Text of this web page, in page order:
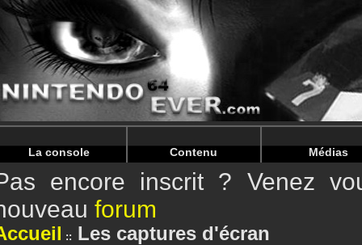
Warning: Undefined array key "HTTP_REFERER" in /
Warning: Undefined array key "HTTP_REFERER" in /
La console Contenu Médias
encore inscrit ? Venez
forum
Les captures d'écran